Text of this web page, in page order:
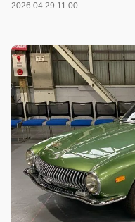
2026.04.29 11:00